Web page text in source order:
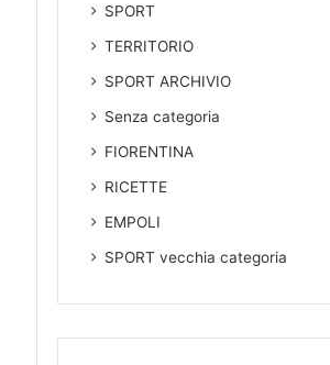
SPORT
TERRITORIO
SPORT ARCHIVIO
Senza categoria
FIORENTINA
RICETTE
EMPOLI
SPORTvecchia categoria